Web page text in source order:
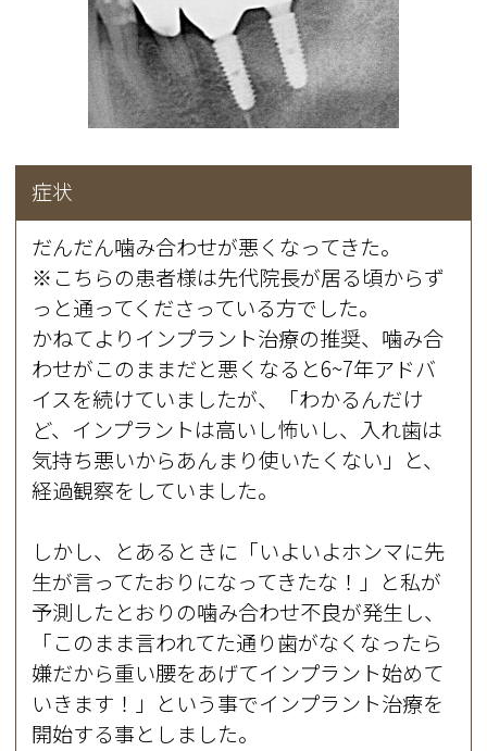
症状
だんだん噛み合わせが悪くなってきた。
※こちらの患者様は先代院長が居る頃からず
っと通ってくださっている方でした。
かねてよりインプラント治療の推奨、噛み合
わせがこのままだと悪くなると6~7年アドバ
イスを続けていましたが、「わかるんだけ
ど、インプラントは高いし怖いし、入れ歯は
気持ち悪いからあんまり使いたくない」と、
経過観察をしていました。
しかし、とあるときに「いよいよホンマに先
生が言ってたおりになってきたな！」と私が
予測したとおりの噛み合わせ不良が発生し、
「このまま言われてた通り歯がなくなったら
嫌だから重い腰をあげてインプラント始めて
いきます！」という事でインプラント治療を
開始する事としました。